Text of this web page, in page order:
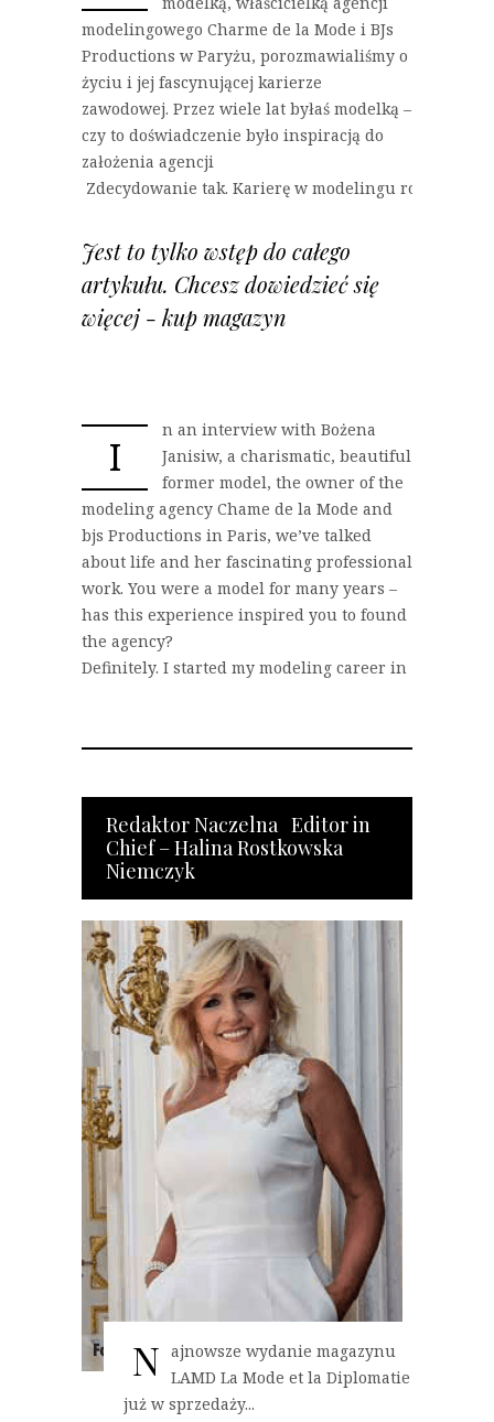
modelingowego Charme de la Mode i BJs
Productions w Paryżu, porozmawialiśmy o
życiu i jej fascynującej karierze
zawodowej. Przez wiele lat byłaś modelką –
czy to doświadczenie było inspiracją do
założenia agencji
Zdecydowanie tak. Karierę w modelingu
Jest to tylko wstęp do całego
artykułu. Chcesz dowiedzieć się
więcej - kup magazyn
I
n an interview with Bożena
Janisiw, a charismatic, beautiful
former model, the owner of the
modeling agency Chame de la Mode and
bjs Productions in Paris, we’ve talked
about life and her fascinating professional
work. You were a model for many years –
has this experience inspired you to found
the agency?
Definitely. I started my modeling career in 2004…
Redaktor Naczelna Editor in
Chief – Halina Rostkowska
Niemczyk
N ajnowsze wydanie magazynu
LAMD La Mode et la Diplomatie
już w sprzedaży...